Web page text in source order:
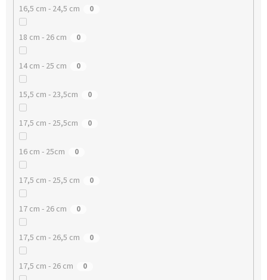
16,5 cm - 24,5 cm 0
18 cm - 26 cm 0
14 cm - 25 cm 0
15,5 cm - 23,5cm 0
17,5 cm - 25,5cm 0
16 cm - 25cm 0
17,5 cm - 25,5 cm 0
17 cm - 26 cm 0
17,5 cm - 26,5 cm 0
17,5 cm - 26 cm 0